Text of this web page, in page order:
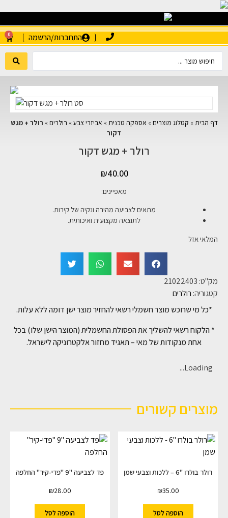
התחברות/הרשמה 0
דף הבית » קטלוג מוצרים » אספקה טכנית » אביזרי צבע » רולרים » רולר + מגש
דקור
רולר + מגש דקור
₪40.00
מאפיינים:
מתאים לצביעה מהירה ונקיה של קירות.
לתוצאה מקצועית ואיכותית.
המלאי אזל
מק"ט: 21022403
קטגוריה: רולרים
*כל מי שרוכש מוצר חשמלי רשאי להחזיר מוצר ישן דומה ללא עלות.
* הלקוח רשאי להשליך את הפסולת החשמלית (המוצר הישן שלו) בכל
אחת מנקודות של מאי – תאגיד מחזור אלקטרוניקה לישראל.
Loading...
מוצרים קשורים
רולר בולרו "6 – ללכות וצבעי שמן
₪35.00
הוספה לסל
פד לצביעה "9 "פדי-קיר" החלפה
₪28.00
הוספה לסל